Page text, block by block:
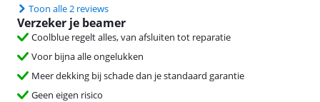
Toon alle 2 reviews
Verzeker je beamer
Coolblue regelt alles, van afsluiten tot reparatie
Voor bijna alle ongelukken
Meer dekking bij schade dan je standaard garantie
Geen eigen risico